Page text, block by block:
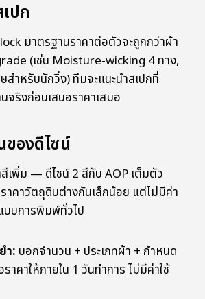
ปก
มาตรฐานราคาต่อตัวจะถูกกว่าผ้า
(เช่น Moisture-wicking 4 ทาง,
สำหรับนักวิ่ง) ทีมจะแนะนำสเปกที่
นจริงก่อนเสนอราคาเสมอ
องดีไซน์
เพิ่ม — ดีไซน์ 2 สีกับ AOP เต็มตัว
คาวัตถุดิบต่างกันเล็กน้อย แต่ไม่มีค่า
บบการพิมพ์ทั่วไป
ำ: บอกจำนวน + ประเภทผ้า + กำหนด
าคาให้ภายใน 1 วันทำการ ไม่มีค่าใช้